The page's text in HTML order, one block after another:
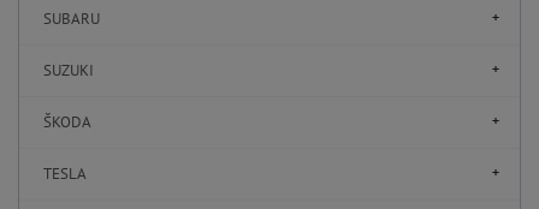
SUBARU
SUZUKI
ŠKODA
TESLA